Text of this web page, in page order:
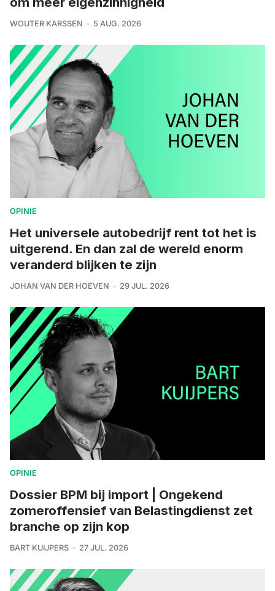
WOUTER KARSSEN 5 AUG. 2026
OPINIE
Het universele autobedrijf rent tot het is
uitgerend. En dan zal de wereld enorm
veranderd blijken te zijn
JOHAN VAN DER HOEVEN 29 JUL. 2026
OPINIE
Dossier BPM bij import | Ongekend
zomeroffensief van Belastingdienst zet
branche op zijn kop
BART KUIJPERS 27 JUL. 2026